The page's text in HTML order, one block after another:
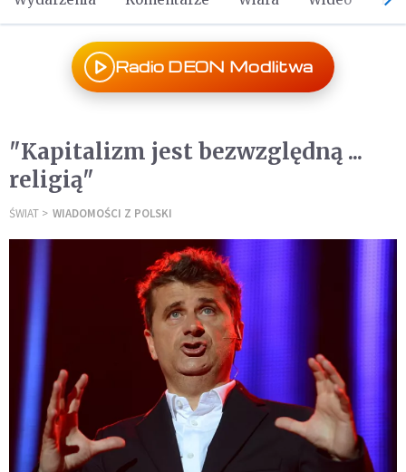
Radio DEON Modlitwa
"Kapitalizm jest bezwzględną ...
religią"
ŚWIAT WIADOMOŚCI Z POLSKI